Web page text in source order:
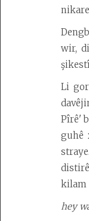
wir,
Li
Pîrê'
guhê
kilam
hey